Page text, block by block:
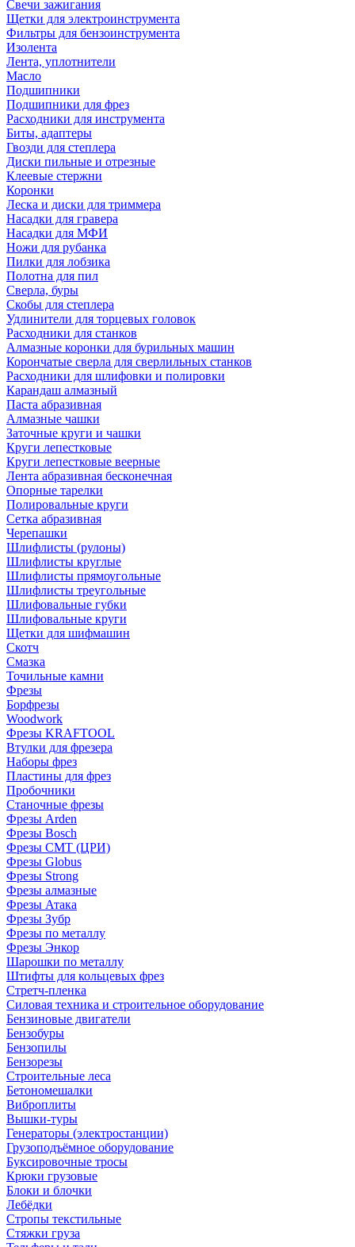
Свечи зажигания
Щетки для электроинструмента
Фильтры для бензоинструмента
Изолента
Лента, уплотнители
Масло
Подшипники
Подшипники для фрез
Расходники для инструмента
Биты, адаптеры
Гвозди для степлера
Диски пильные и отрезные
Клеевые стержни
Коронки
Леска и диски для триммера
Насадки для гравера
Насадки для МФИ
Ножи для рубанка
Пилки для лобзика
Полотна для пил
Сверла, буры
Скобы для степлера
Удлинители для торцевых головок
Расходники для станков
Алмазные коронки для бурильных машин
Корончатые сверла для сверлильных станков
Расходники для шлифовки и полировки
Карандаш алмазный
Паста абразивная
Алмазные чашки
Заточные круги и чашки
Круги лепестковые
Круги лепестковые веерные
Лента абразивная бесконечная
Опорные тарелки
Полировальные круги
Сетка абразивная
Черепашки
Шлифлисты (рулоны)
Шлифлисты круглые
Шлифлисты прямоугольные
Шлифлисты треугольные
Шлифовальные губки
Шлифовальные круги
Щетки для шифмашин
Скотч
Смазка
Точильные камни
Фрезы
Борфрезы
Woodwork
Фрезы KRAFTOOL
Втулки для фрезера
Наборы фрез
Пластины для фрез
Пробочники
Станочные фрезы
Фрезы Arden
Фрезы Bosch
Фрезы CMT (ЦРИ)
Фрезы Globus
Фрезы Strong
Фрезы алмазные
Фрезы Атака
Фрезы Зубр
Фрезы по металлу
Фрезы Энкор
Шарошки по металлу
Штифты для кольцевых фрез
Стретч-пленка
Силовая техника и строительное оборудование
Бензиновые двигатели
Бензобуры
Бензопилы
Бензорезы
Строительные леса
Бетономешалки
Виброплиты
Вышки-туры
Генераторы (электростанции)
Грузоподъёмное оборудование
Буксировочные тросы
Крюки грузовые
Блоки и блочки
Лебёдки
Стропы текстильные
Стяжки груза